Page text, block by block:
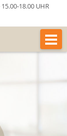
18.00 UHR